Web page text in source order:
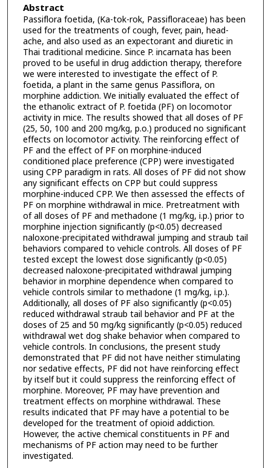
Abstract
Passiflora foetida, (Ka-tok-rok, Passifloraceae) has been
used for the treatments of cough, fever, pain, head-
ache, and also used as an expectorant and diuretic in
Thai traditional medicine. Since P. incarnata has been
proved to be useful in drug addiction therapy, therefore
we were interested to investigate the effect of P.
foetida, a plant in the same genus Passiflora, on
morphine addiction. We initially evaluated the effect of
the ethanolic extract of P. foetida (PF) on locomotor
activity in mice. The results showed that all doses of PF
(25, 50, 100 and 200 mg/kg, p.o.) produced no significant
effects on locomotor activity. The reinforcing effect of
PF and the effect of PF on morphine-induced
conditioned place preference (CPP) were investigated
using CPP paradigm in rats. All doses of PF did not show
any significant effects on CPP but could suppress
morphine-induced CPP. We then assessed the effects of
PF on morphine withdrawal in mice. Pretreatment with
of all doses of PF and methadone (1 mg/kg, i.p.) prior to
morphine injection significantly (p<0.05) decreased
naloxone-precipitated withdrawal jumping and straub tail
behaviors compared to vehicle controls. All doses of PF
tested except the lowest dose significantly (p<0.05)
decreased naloxone-precipitated withdrawal jumping
behavior in morphine dependence when compared to
vehicle controls similar to methadone (1 mg/kg, i.p.).
Additionally, all doses of PF also significantly (p<0.05)
reduced withdrawal straub tail behavior and PF at the
doses of 25 and 50 mg/kg significantly (p<0.05) reduced
withdrawal wet dog shake behavior when compared to
vehicle controls. In conclusions, the present study
demonstrated that PF did not have neither stimulating
nor sedative effects, PF did not have reinforcing effect
by itself but it could suppress the reinforcing effect of
morphine. Moreover, PF may have prevention and
treatment effects on morphine withdrawal. These
results indicated that PF may have a potential to be
developed for the treatment of opioid addiction.
However, the active chemical constituents in PF and
mechanisms of PF action may need to be further
investigated.